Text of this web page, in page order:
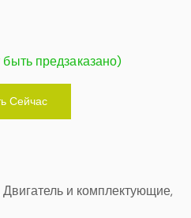
предзаказано)
Сейчас
и комплектующие,